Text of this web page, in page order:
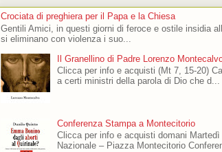
Crociata di preghiera per il Papa e la Chiesa
Gentili Amici, in questi giorni di feroce e ostile insidia
si eliminano con violenza i suo...
Il Granellino di Padre Lorenzo
Clicca per info e acquisti (Mt 7, 15-20)
a certi ministri della parola di Dio che d...
Conferenza Stampa a Montecitorio
Clicca per info e acquisti domani
Nazionale – Piazza Montecitorio